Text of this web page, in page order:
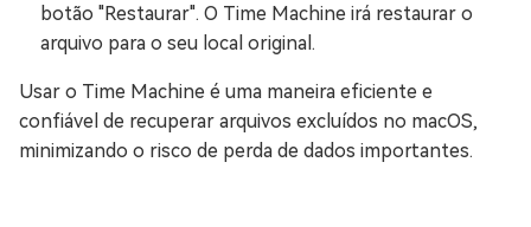
botão "Restaurar". O Time Machine irá restaurar o
arquivo para o seu local original.
Usar o Time Machine é uma maneira eficiente e
confiável de recuperar arquivos excluídos no macOS,
minimizando o risco de perda de dados importantes.